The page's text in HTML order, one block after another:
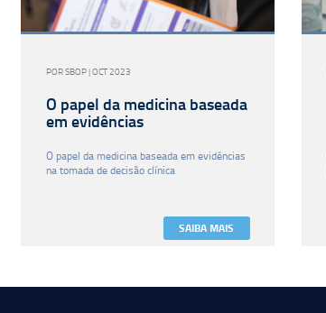
POR SBOP | OCT 2023
O papel da medicina baseada
em evidências
O papel da medicina baseada em evidências
na tomada de decisão clínica
SAIBA MAIS